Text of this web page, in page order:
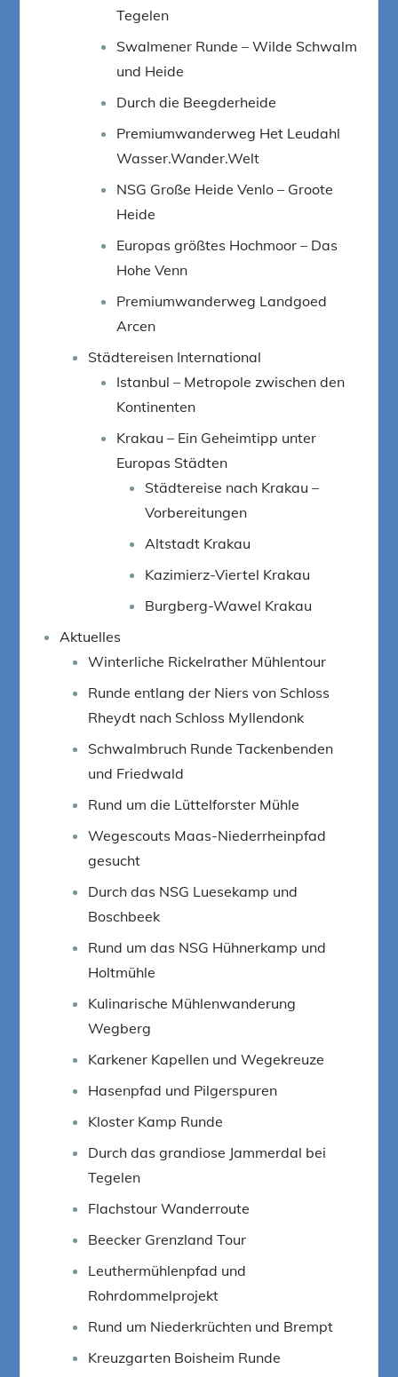
Tegelen
Swalmener Runde – Wilde Schwalm
und Heide
Durch die Beegderheide
Premiumwanderweg Het Leudahl
Wasser.Wander.Welt
NSG Große Heide Venlo – Groote
Heide
Europas größtes Hochmoor – Das
Hohe Venn
Premiumwanderweg Landgoed
Arcen
Städtereisen International
Istanbul – Metropole zwischen den
Kontinenten
Krakau – Ein Geheimtipp unter
Europas Städten
Städtereise nach Krakau –
Vorbereitungen
Altstadt Krakau
Kazimierz-Viertel Krakau
Burgberg-Wawel Krakau
Aktuelles
Winterliche Rickelrather Mühlentour
Runde entlang der Niers von Schloss
Rheydt nach Schloss Myllendonk
Schwalmbruch Runde Tackenbenden
und Friedwald
Rund um die Lüttelforster Mühle
Wegescouts Maas-Niederrheinpfad
gesucht
Durch das NSG Luesekamp und
Boschbeek
Rund um das NSG Hühnerkamp und
Holtmühle
Kulinarische Mühlenwanderung
Wegberg
Karkener Kapellen und Wegekreuze
Hasenpfad und Pilgerspuren
Kloster Kamp Runde
Durch das grandiose Jammerdal bei
Tegelen
Flachstour Wanderroute
Beecker Grenzland Tour
Leuthermühlenpfad und
Rohrdommelprojekt
Rund um Niederkrüchten und Brempt
Kreuzgarten Boisheim Runde